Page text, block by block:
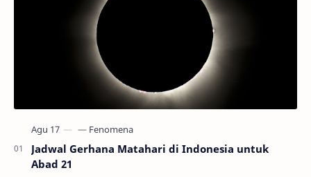
Jadwal Gerhana Matahari di Indonesia untuk
Abad 21